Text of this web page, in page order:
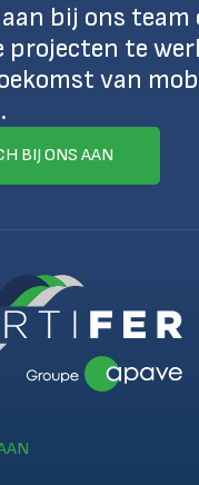
bij ons team
projecten te
van
BIJ ONS AAN